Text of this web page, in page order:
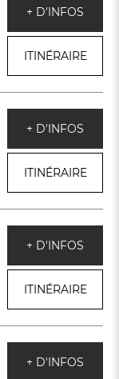
+ D'INFOS
ITINÉRAIRE
+ D'INFOS
ITINÉRAIRE
+ D'INFOS
ITINÉRAIRE
+ D'INFOS